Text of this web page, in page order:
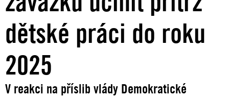
dětské práci do roku
2025
V reakci na příslib vlády Demokratické